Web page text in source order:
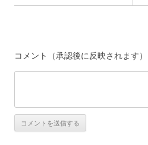
コメント（承認後に反映されます）